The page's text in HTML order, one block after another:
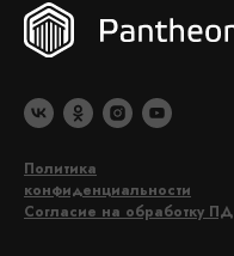
Политика
конфиденциальности
Согласие на обработку ПД